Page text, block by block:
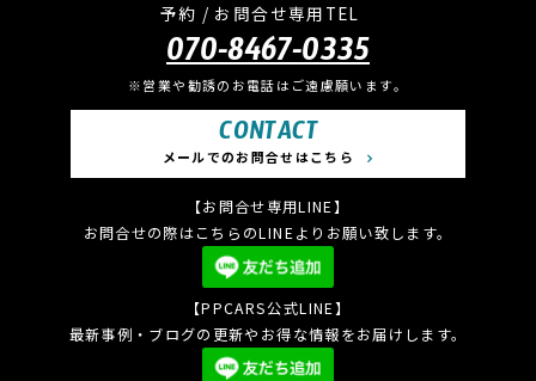
予約 / お問合せ専用TEL
070-8467-0335
※営業や勧誘のお電話はご遠慮願います。
CONTACT
メールでのお問合せはこちら
【お問合せ専用LINE】
お問合せの際はこちらのLINEよりお願い致します。
【PPCARS公式LINE】
最新事例・ブログの更新やお得な情報をお届けします。